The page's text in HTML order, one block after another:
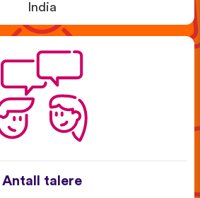
India
Antall talere